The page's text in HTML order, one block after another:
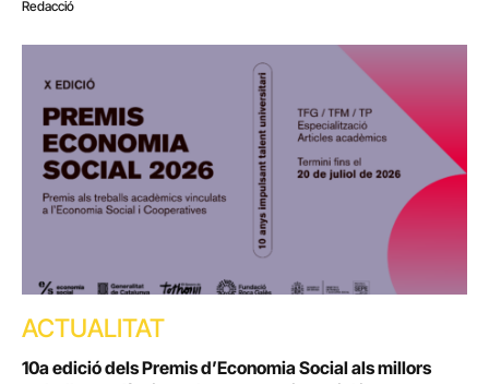
Redacció
ACTUALITAT
10a edició dels Premis d’Economia Social als millors